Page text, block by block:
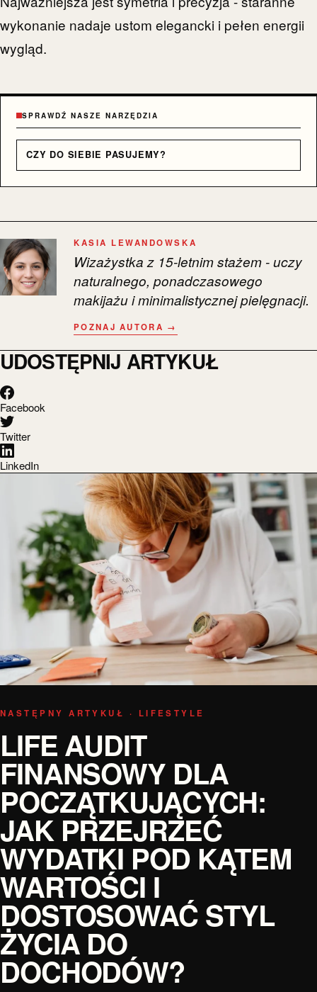
wykonanie nadaje ustom elegancki i pełen energii
wygląd.
SPRAWDŹ NASZE NARZĘDZIA
CZY DO SIEBIE PASUJEMY?
KASIA LEWANDOWSKA
Wizażystka z 15-letnim stażem - uczy
naturalnego, ponadczasowego
makijażu i minimalistycznej pielęgnacji.
POZNAJ AUTORA →
UDOSTĘPNIJ ARTYKUŁ
Facebook
Twitter
LinkedIn
NASTĘPNY ARTYKUŁ · LIFESTYLE
LIFE AUDIT
FINANSOWY DLA
POCZĄTKUJĄCYCH:
JAK PRZEJRZEĆ
WYDATKI POD KĄTEM
WARTOŚCI I
DOSTOSOWAĆ STYL
ŻYCIA DO
DOCHODÓW?